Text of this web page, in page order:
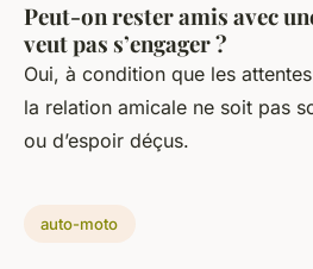
Peut-on rester amis avec
veut pas s’engager ?
Oui, à condition que les
la relation amicale ne soit pas
ou d’espoir déçus.
auto-moto